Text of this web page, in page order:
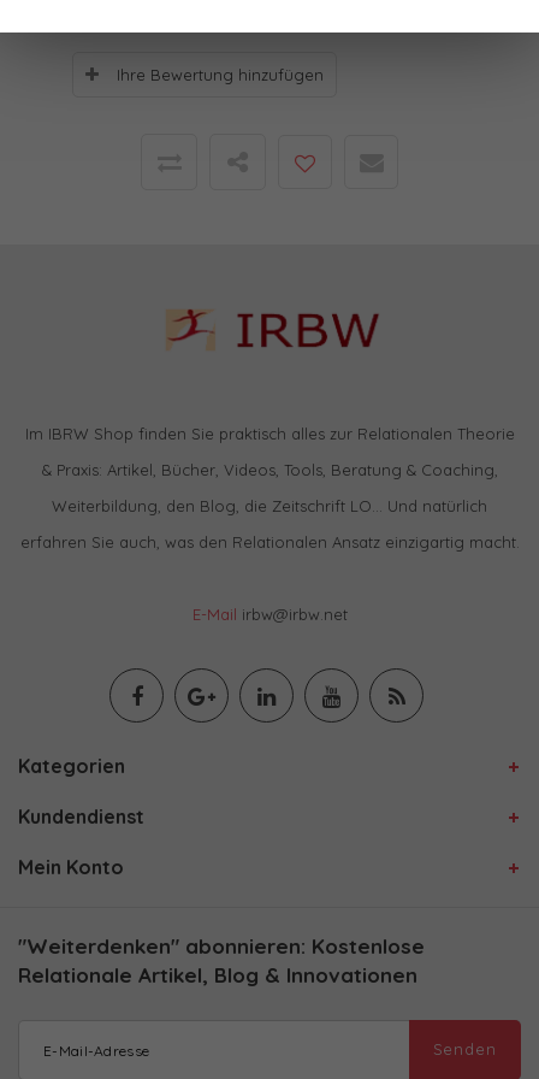
Ihre Bewertung hinzufügen
Im IBRW Shop finden Sie praktisch alles zur Relationalen Theorie
& Praxis: Artikel, Bücher, Videos, Tools, Beratung & Coaching,
Weiterbildung, den Blog, die Zeitschrift LO… Und natürlich
erfahren Sie auch, was den Relationalen Ansatz einzigartig macht.
E-Mail irbw@irbw.net
Kategorien
Kundendienst
Mein Konto
"Weiterdenken" abonnieren: Kostenlose
Relationale Artikel, Blog & Innovationen
Senden